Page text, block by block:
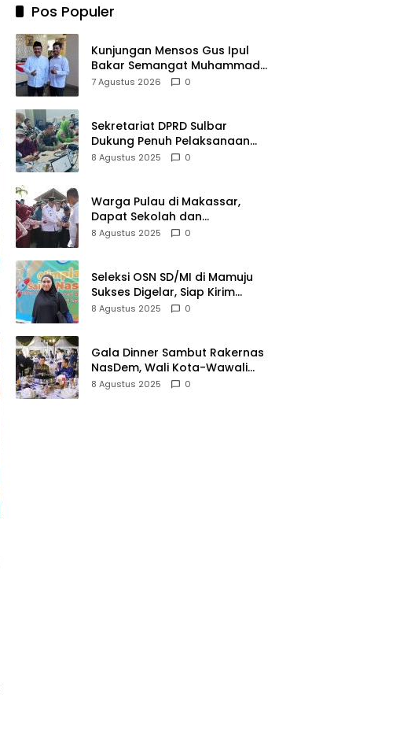
Pos Populer
Kunjungan Mensos Gus Ipul
Bakar Semangat Muhammad
Fadhil Jangkau Anak Keluarga
7 Agustus 2026 0
Sekretariat DPRD Sulbar
Dukung Penuh Pelaksanaan
Perayaan HUT Ke-80
8 Agustus 2025 0
Warga Pulau di Makassar,
Dapat Sekolah dan
Transportasi Baru
8 Agustus 2025 0
Seleksi OSN SD/MI di Mamuju
Sukses Digelar, Siap Kirim
Perwakilan ke Tingkat Nasional
8 Agustus 2025 0
Gala Dinner Sambut Rakernas
NasDem, Wali Kota-Wawali
Makassar Jamu Ribuan Kader
8 Agustus 2025 0